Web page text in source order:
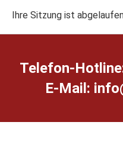
Ihre Sitzung ist
Telefon-
E-Mail: